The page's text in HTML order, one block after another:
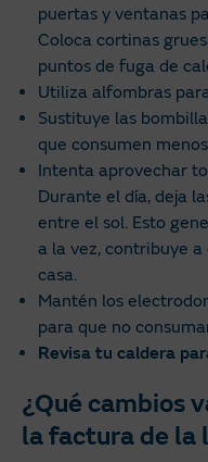
puertas y ventanas
Coloca cortinas
puntos de fuga de
Utiliza alfombras
Sustituye las
que consumen
Intenta aprovechar
Durante el día, deja
entre el sol. Esto
a la vez, contribuye
casa.
Mantén los
para que no
Revisa tu caldera
¿Qué cambios
la factura de la